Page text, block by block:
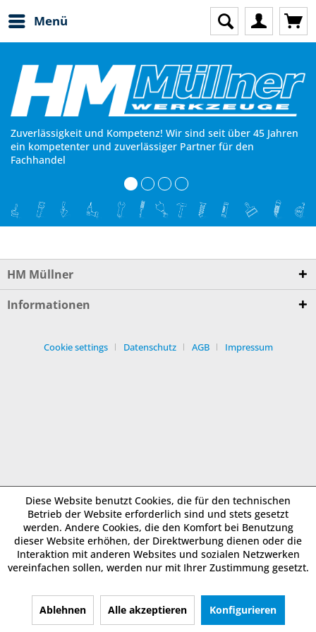
Menü
Zuverlässigkeit und Kompetenz! Wir sind seit über 45 Jahren
ein kompetenter und zuverlässiger Partner für den
Fachhandel
HM Müllner
Informationen
Cookie settings Datenschutz AGB Impressum
Diese Website benutzt Cookies, die für den technischen
Betrieb der Website erforderlich sind und stets gesetzt
werden. Andere Cookies, die den Komfort bei Benutzung
dieser Website erhöhen, der Direktwerbung dienen oder die
Interaktion mit anderen Websites und sozialen Netzwerken
vereinfachen sollen, werden nur mit Ihrer Zustimmung gesetzt.
Ablehnen Alle akzeptieren Konfigurieren